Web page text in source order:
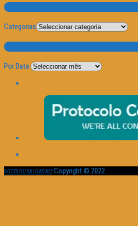
Categorias
Categorias
Por Data
Por Data
DOCES OU SALGADAS? Copyright © 2022